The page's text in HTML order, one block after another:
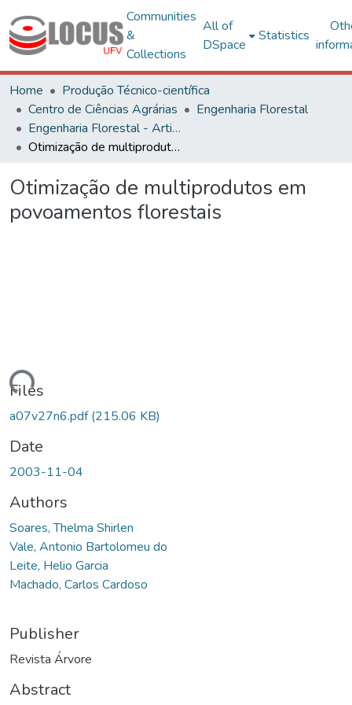
Communities
&
Collections
All of
DSpace
Statistics
Home
Produção Técnico-científica
Centro de Ciências Agrárias
Engenharia Florestal
Engenharia Florestal - Artigos
Otimização de multiprodutos em povoamentos florestais
Otimização de multiprodutos em
povoamentos florestais
Files
a07v27n6.pdf(215.06 KB)
Date
2003-11-04
Authors
Soares, Thelma Shirlen
Vale, Antonio Bartolomeu do
Leite, Helio Garcia
Machado, Carlos Cardoso
Publisher
Revista Árvore
Abstract